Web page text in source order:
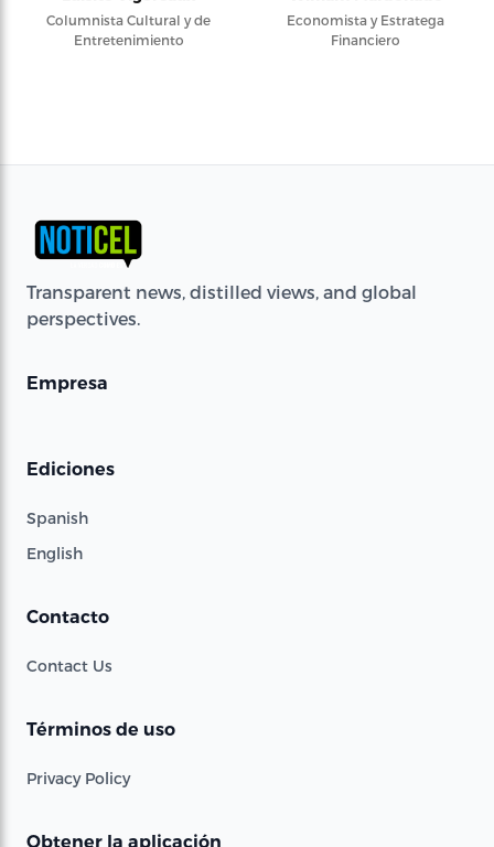
Columnista Cultural y de
Entretenimiento
Economista y Estratega
Financiero
Transparent news, distilled views, and global
perspectives.
Empresa
Ediciones
Spanish
English
Contacto
Contact Us
Términos de uso
Privacy Policy
Obtener la aplicación